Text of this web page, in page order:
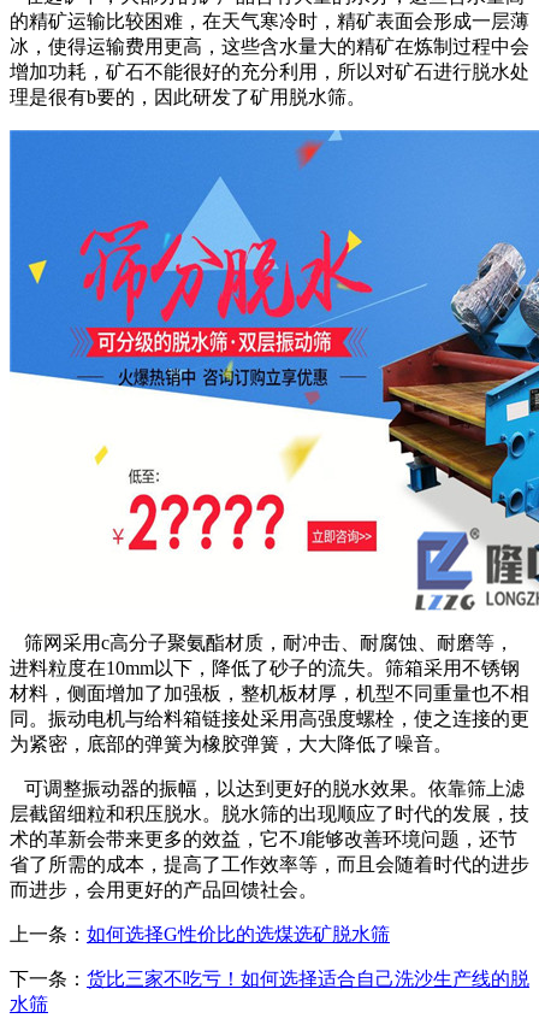
的精矿运输比较困难，在天气寒冷时，精矿表面会形成一层薄
冰，使得运输费用更高，这些含水量大的精矿在炼制过程中会
增加功耗，矿石不能很好的充分利用，所以对矿石进行脱水处
理是很有b要的，因此研发了矿用脱水筛。
筛网采用c高分子聚氨酯材质，耐冲击、耐腐蚀、耐磨等，
进料粒度在10mm以下，降低了砂子的流失。筛箱采用不锈钢
材料，侧面增加了加强板，整机板材厚，机型不同重量也不相
同。振动电机与给料箱链接处采用高强度螺栓，使之连接的更
为紧密，底部的弹簧为橡胶弹簧，大大降低了噪音。
可调整振动器的振幅，以达到更好的脱水效果。依靠筛上滤
层截留细粒和积压脱水。脱水筛的出现顺应了时代的发展，技
术的革新会带来更多的效益，它不J能够改善环境问题，还节
省了所需的成本，提高了工作效率等，而且会随着时代的进步
而进步，会用更好的产品回馈社会。
上一条： 如何选择G性价比的选煤选矿脱水筛
下一条： 货比三家不吃亏！如何选择适合自己洗沙生产线的脱
水筛